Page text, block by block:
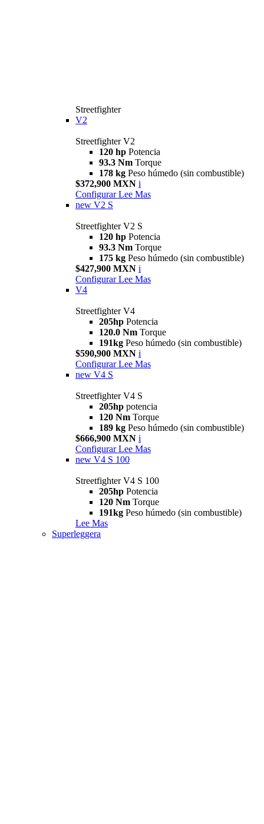
Streetfighter
V2
Streetfighter V2
120 hp Potencia
93.3 Nm Torque
178 kg Peso húmedo (sin combustible)
$372,900 MXN i
Configurar Lee Mas
new V2 S
Streetfighter V2 S
120 hp Potencia
93.3 Nm Torque
175 kg Peso húmedo (sin combustible)
$427,900 MXN i
Configurar Lee Mas
V4
Streetfighter V4
205hp Potencia
120.0 Nm Torque
191kg Peso húmedo (sin combustible)
$590,900 MXN i
Configurar Lee Mas
new V4 S
Streetfighter V4 S
205hp potencia
120 Nm Torque
189 kg Peso húmedo (sin combustible)
$666,900 MXN i
Configurar Lee Mas
new V4 S 100
Streetfighter V4 S 100
205hp Potencia
120 Nm Torque
191kg Peso húmedo (sin combustible)
Lee Mas
Superleggera